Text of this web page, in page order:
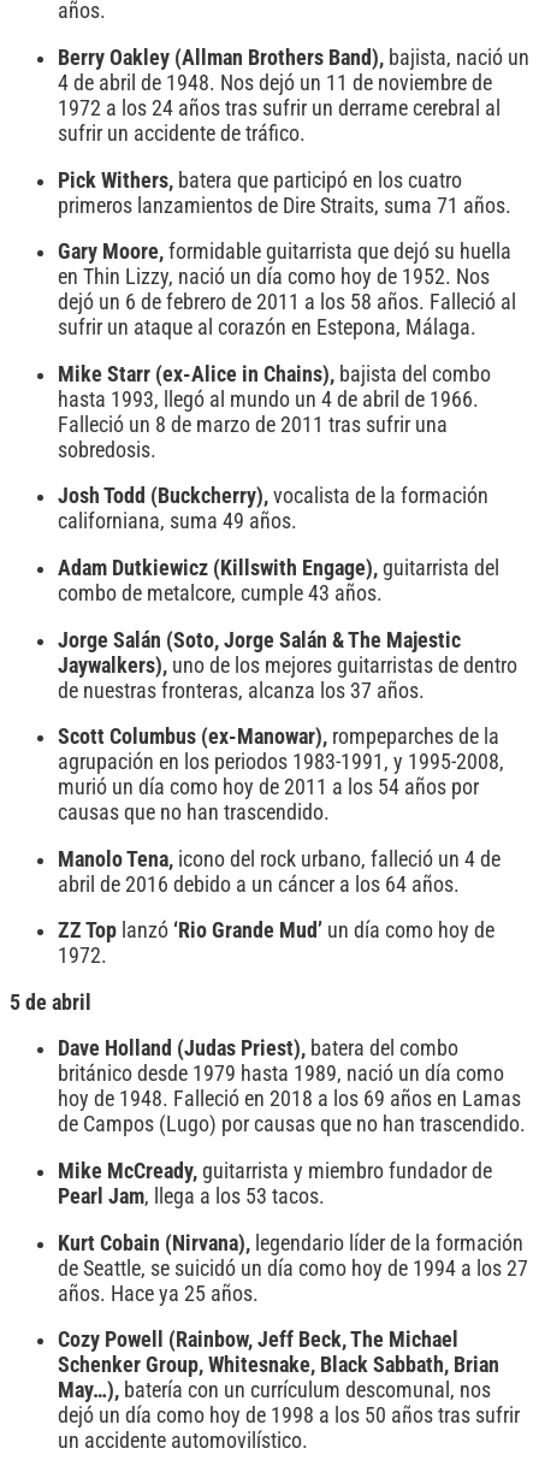
años.
Berry Oakley (Allman Brothers Band), bajista, nació un
4 de abril de 1948. Nos dejó un 11 de noviembre de
1972 a los 24 años tras sufrir un derrame cerebral al
sufrir un accidente de tráfico.
Pick Withers, batera que participó en los cuatro
primeros lanzamientos de Dire Straits, suma 71 años.
Gary Moore, formidable guitarrista que dejó su huella
en Thin Lizzy, nació un día como hoy de 1952. Nos
dejó un 6 de febrero de 2011 a los 58 años. Falleció al
sufrir un ataque al corazón en Estepona, Málaga.
Mike Starr (ex-Alice in Chains), bajista del combo
hasta 1993, llegó al mundo un 4 de abril de 1966.
Falleció un 8 de marzo de 2011 tras sufrir una
sobredosis.
Josh Todd (Buckcherry), vocalista de la formación
californiana, suma 49 años.
Adam Dutkiewicz (Killswith Engage), guitarrista del
combo de metalcore, cumple 43 años.
Jorge Salán (Soto, Jorge Salán & The Majestic
Jaywalkers), uno de los mejores guitarristas de dentro
de nuestras fronteras, alcanza los 37 años.
Scott Columbus (ex-Manowar), rompeparches de la
agrupación en los periodos 1983-1991, y 1995-2008,
murió un día como hoy de 2011 a los 54 años por
causas que no han trascendido.
Manolo Tena, icono del rock urbano, falleció un 4 de
abril de 2016 debido a un cáncer a los 64 años.
ZZ Top lanzó ‘Rio Grande Mud’ un día como hoy de
1972.
5 de abril
Dave Holland (Judas Priest), batera del combo
británico desde 1979 hasta 1989, nació un día como
hoy de 1948. Falleció en 2018 a los 69 años en Lamas
de Campos (Lugo) por causas que no han trascendido.
Mike McCready, guitarrista y miembro fundador de
Pearl Jam, llega a los 53 tacos.
Kurt Cobain (Nirvana), legendario líder de la formación
de Seattle, se suicidó un día como hoy de 1994 a los 27
años. Hace ya 25 años.
Cozy Powell (Rainbow, Jeff Beck, The Michael
Schenker Group, Whitesnake, Black Sabbath, Brian
May…), batería con un currículum descomunal, nos
dejó un día como hoy de 1998 a los 50 años tras sufrir
un accidente automovilístico.